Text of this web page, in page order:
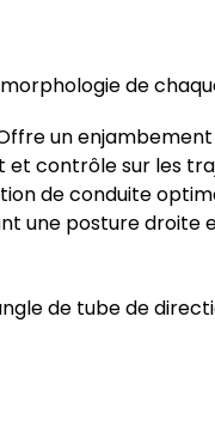
de
un
contrôle sur les
de conduite
une posture droite
de tube de